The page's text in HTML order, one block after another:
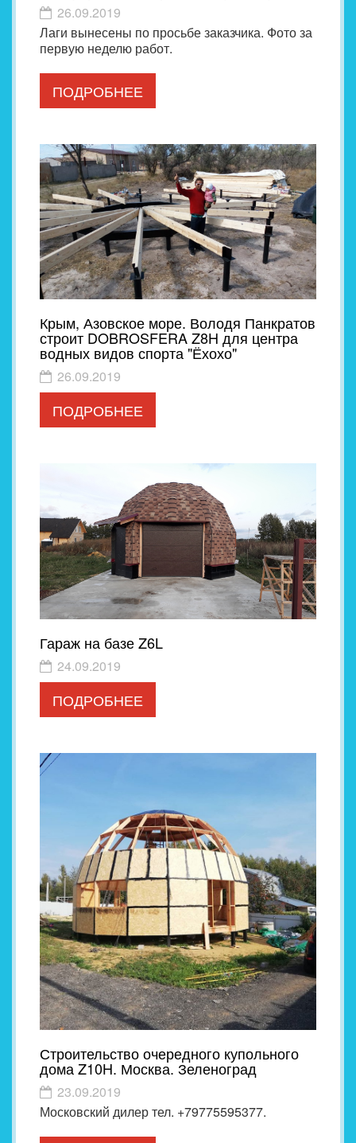
26.09.2019
Лаги вынесены по просьбе заказчика. Фото за
первую неделю работ.
ПОДРОБНЕЕ
Крым, Азовское море. Володя Панкратов
строит DOBROSFERA Z8H для центра
водных видов спорта "Ёхохо"
26.09.2019
ПОДРОБНЕЕ
Гараж на базе Z6L
24.09.2019
ПОДРОБНЕЕ
Строительство очередного купольного
дома Z10H. Москва. Зеленоград
23.09.2019
Московский дилер тел. +79775595377.